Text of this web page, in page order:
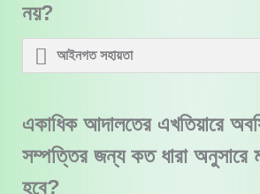
নয়?
আইনগত সহায়তা
একাধিক আদালতের এখতিয়ারে
সম্পত্তির জন্য কত ধারা অনুসারে
হবে?